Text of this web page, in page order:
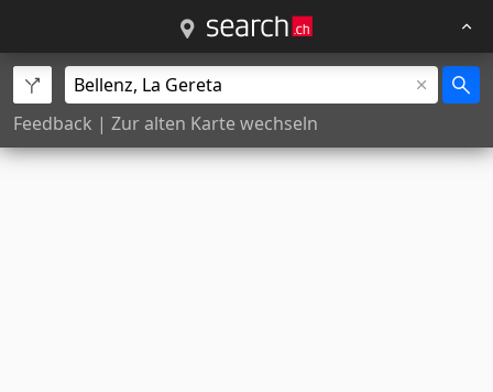
Feedback | Zur alten Karte wechseln